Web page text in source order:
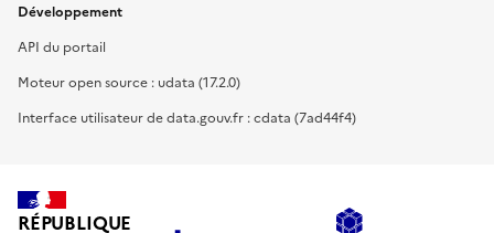
Développement
API du portail
Moteur open source : udata (17.2.0)
Interface utilisateur de data.gouv.fr : cdata (7ad44f4)
RÉPUBLIQUE